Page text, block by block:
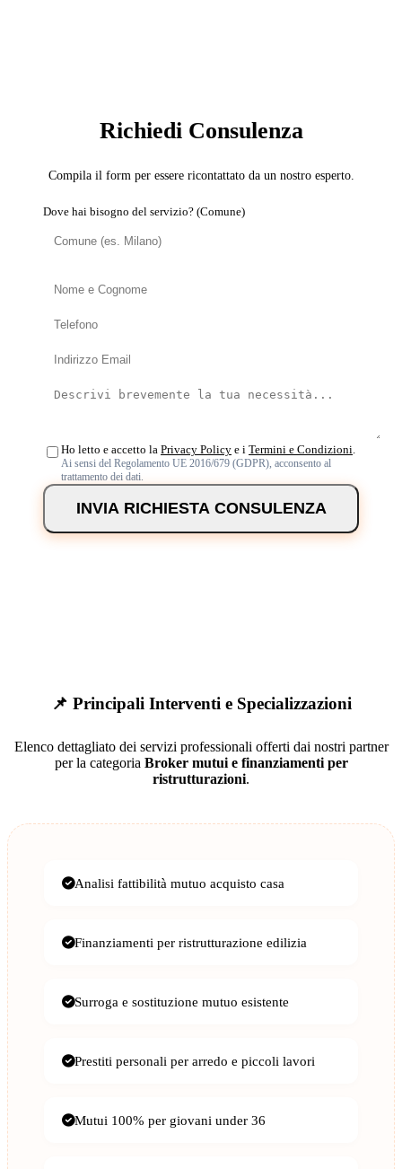
Richiedi Consulenza
Compila il form per essere ricontattato da un nostro esperto.
Dove hai bisogno del servizio? (Comune)
Ho letto e accetto la Privacy Policy e i Termini e Condizioni.
Ai sensi del Regolamento UE 2016/679 (GDPR), acconsento al
trattamento dei dati.
INVIA RICHIESTA CONSULENZA
📌 Principali Interventi e Specializzazioni
Elenco dettagliato dei servizi professionali offerti dai nostri partner
per la categoria Broker mutui e finanziamenti per
ristrutturazioni.
Analisi fattibilità mutuo acquisto casa
Finanziamenti per ristrutturazione edilizia
Surroga e sostituzione mutuo esistente
Prestiti personali per arredo e piccoli lavori
Mutui 100% per giovani under 36